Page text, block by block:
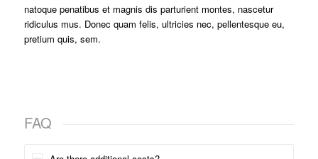
natoque penatibus et magnis dis parturient montes, nascetur
ridiculus mus. Donec quam felis, ultricies nec, pellentesque eu,
pretium quis, sem.
FAQ